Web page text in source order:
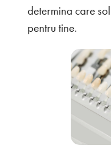
determina care
pentru tine.